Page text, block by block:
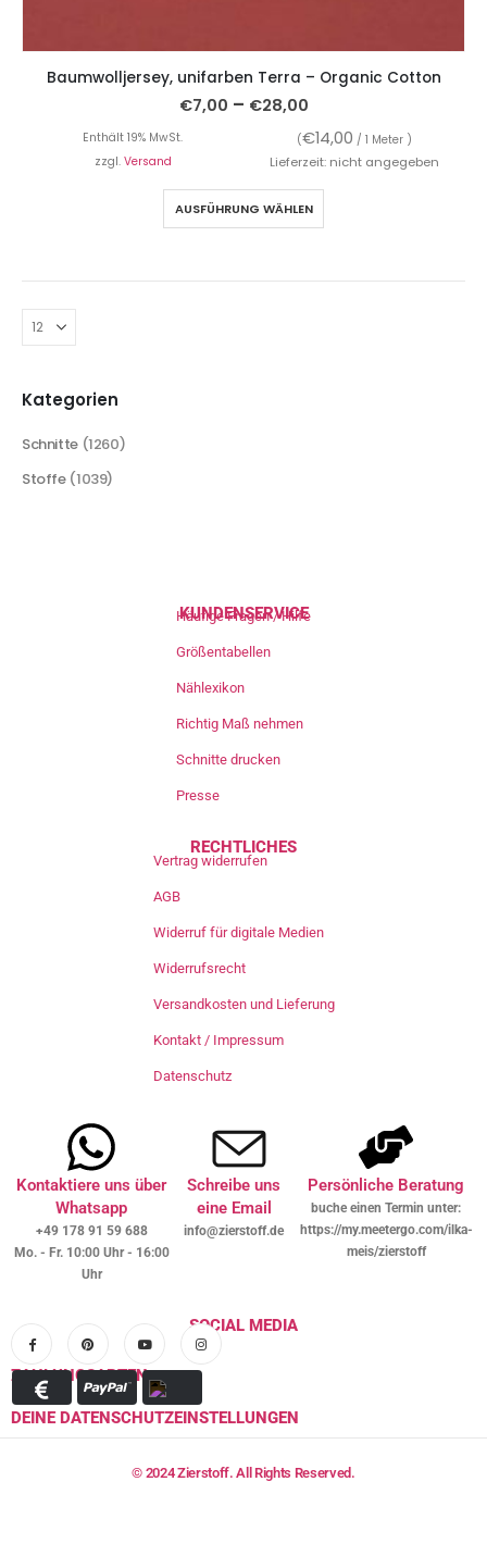
Baumwolljersey, unifarben Terra – Organic Cotton
€7,00 – €28,00
Enthält 19% MwSt. (€14,00 / 1 Meter )
zzgl. Versand Lieferzeit: nicht angegeben
AUSFÜHRUNG WÄHLEN
Kategorien
Schnitte (1260)
Stoffe (1039)
KUNDENSERVICE
Häufige Fragen / Hilfe
Größentabellen
Nählexikon
Richtig Maß nehmen
Schnitte drucken
Presse
RECHTLICHES
Vertrag widerrufen
AGB
Widerruf für digitale Medien
Widerrufsrecht
Versandkosten und Lieferung
Kontakt / Impressum
Datenschutz
Kontaktiere uns über
Whatsapp
+49 178 91 59 688
Mo. - Fr. 10:00 Uhr - 16:00
Uhr
Schreibe uns
eine Email
info@zierstoff.de
Persönliche Beratung
buche einen Termin unter:
https://my.meetergo.com/ilka-
meis/zierstoff
SOCIAL MEDIA
ZAHLUNGSARTEN
DEINE DATENSCHUTZEINSTELLUNGEN
© 2024 Zierstoff. All Rights Reserved.